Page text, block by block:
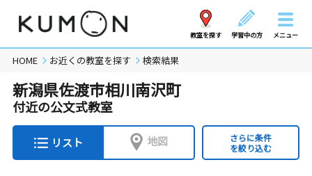
教室を探す 学習中の方 メニュー
HOME お近くの教室を探す 検索結果
新潟県佐渡市相川南沢町
付近の公文式教室
リスト 地図
さらに条件
を絞り込む